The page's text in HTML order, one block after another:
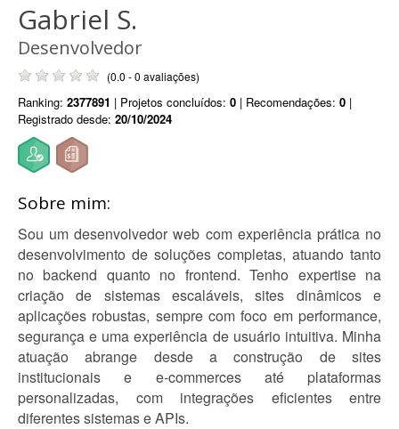
Gabriel S.
Desenvolvedor
(0.0 - 0 avaliações)
Ranking: 2377891 | Projetos concluídos: 0 | Recomendações: 0 |
Registrado desde: 20/10/2024
Sobre mim:
Sou um desenvolvedor web com experiência prática no
desenvolvimento de soluções completas, atuando tanto
no backend quanto no frontend. Tenho expertise na
criação de sistemas escaláveis, sites dinâmicos e
aplicações robustas, sempre com foco em performance,
segurança e uma experiência de usuário intuitiva. Minha
atuação abrange desde a construção de sites
institucionais e e-commerces até plataformas
personalizadas, com integrações eficientes entre
diferentes sistemas e APIs.